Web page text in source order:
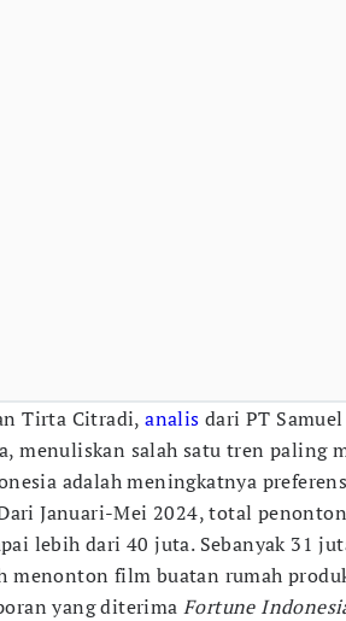
Tirta Citradi,analis dari PT
menuliskan salah satu tren paling
adalah meningkatnya
Januari-Mei 2024, total
lebih dari 40 juta. Sebanyak 31
menonton film buatan rumah
yang diterima Fortune